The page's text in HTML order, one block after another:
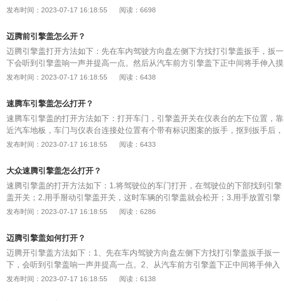
入摸索一下，找到一个小的扳手，按一下就可以打开。扩展：引擎盖可以保护发
路、油路、刹车系统以及传动系统等等。对车辆至关重要。通过提高引擎盖强度
和构造，可充分防止冲击、腐蚀、雨水、及电干扰等不利影响，充分保护车辆的
正常工作。
发布时间：2023-07-17 16:18:55 阅读：6698
迈腾前引擎盖怎么开？
迈腾引擎盖打开方法如下：先在车内驾驶方向盘左侧下方找打引擎盖扳手，扳一
下会听到引擎盖响一声并提高一点。然后从汽车前方引擎盖下正中间将手伸入摸
索一下，找到一个小的扳手，按一下就可以打开。扩展：引擎盖可以保护发动机
油路、刹车系统以及传动系统等等。对车辆至关重要。通过提高引擎盖强度和构
造，可充分防止冲击、腐蚀、雨水、及电干扰等不利影响，充分保护车辆的正常
工作。
发布时间：2023-07-17 16:18:55 阅读：6438
速腾车引擎盖怎么打开？
速腾车引擎盖的打开方法如下：打开车门，引擎盖开关在仪表台的左下位置，靠
近汽车地板，车门与仪表台连接处位置有个带有标识图案的扳手，抠到扳手后，
向驾驶员座椅方向拉动，即可打开引擎盖。汽车引擎盖的作用如下：1、空气导
直接影响运动轨迹和运动速度，通过引擎盖外形可有效调整空气相对汽车运动时
的流动方向和对车产生的阻碍力作用，减小气流对车得影响。2、保护发动机及
周边管线配件等：引擎盖下，都是汽车重要的组成部分，包括发动机、电路、油
路、刹车系统以及传动系统等。3、辅助驾驶视觉：驾驶员在驾驶汽车过程中，
前方视线和自然光的反射对驾驶员正确判断路面和前方状况至关重要，通过引擎
防止意外：引擎工作在高温高压易燃环境下，存在由于过热或者是原件意外损坏
而发生爆炸或者是燃烧、泄露等事故，引擎盖可有效阻挡因爆炸引起的伤害，起
到防护盾作用。有效阻隔空气和阻止火焰的蔓延，降低燃烧风险和损失。
发布时间：2023-07-17 16:18:55 阅读：6433
大众速腾引擎盖怎么打开？
速腾引擎盖的打开方法如下：1.将驾驶位的车门打开，在驾驶位的下部找到引擎
盖开关；2.用手掰动引擎盖开关，这时车辆的引擎盖就会松开；3.用手放置引擎
盖缝隙的中间位置，用手摸到引擎盖卡口开关后往上掰一下；4.用手往上推一下
m、1760mm、1461mm，轴距为2578mm。2.外观方面，速腾侧面下部腰线采用
了凹面造型设计，与前后翼子板形成完整一体造型，高高的腰线勾勒出精准的身
材曲线。
发布时间：2023-07-17 16:18:55 阅读：6286
迈腾引擎盖如何打开？
迈腾开引擎盖方法如下：1、先在车内驾驶方向盘左侧下方找打引擎盖扳手扳一
下，会听到引擎盖响一声并提高一点。2、从汽车前方引擎盖下正中间将手伸入
摸索，找到一个小的扳手一扳即可打开。3、拉手式开关：这种拉手式开关一般
发布时间：2023-07-17 16:18:55 阅读：6138